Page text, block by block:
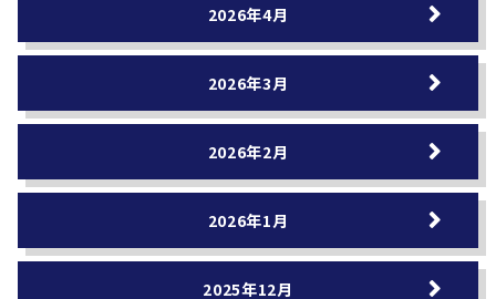
2026年4月
2026年3月
2026年2月
2026年1月
2025年12月